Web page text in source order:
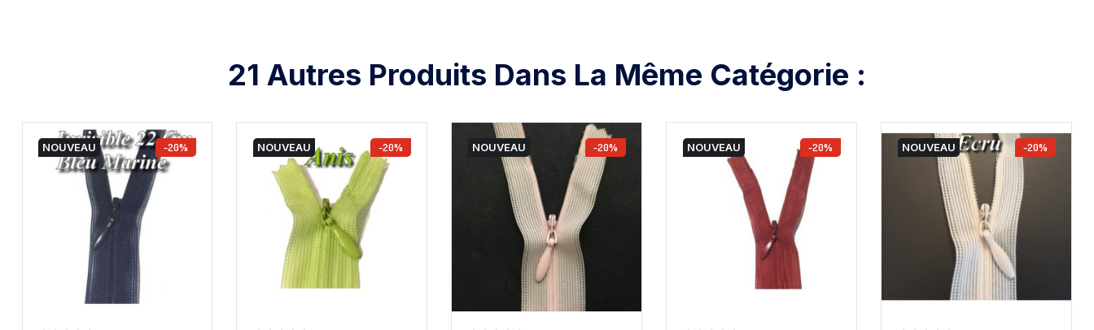
21 Autres Produits Dans La Même Catégorie :
NOUVEAU -20% NOUVEAU -20% NOUVEAU -20% NOUVEAU -20% NOUVEAU -20%